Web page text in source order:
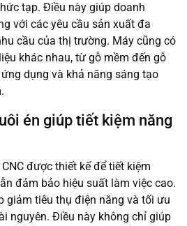
tạp. Điều này giúp doanh
với các yêu cầu sản xuất đa
cầu của thị trường. Máy cũng có
khác nhau, từ gỗ mềm đến gỗ
dụng và khả năng sáng tạo
én giúp tiết kiệm năng
được thiết kế để tiết kiệm
đảm bảo hiệu suất làm việc cao.
giảm tiêu thụ điện năng và tối ưu
nguyên. Điều này không chỉ giúp